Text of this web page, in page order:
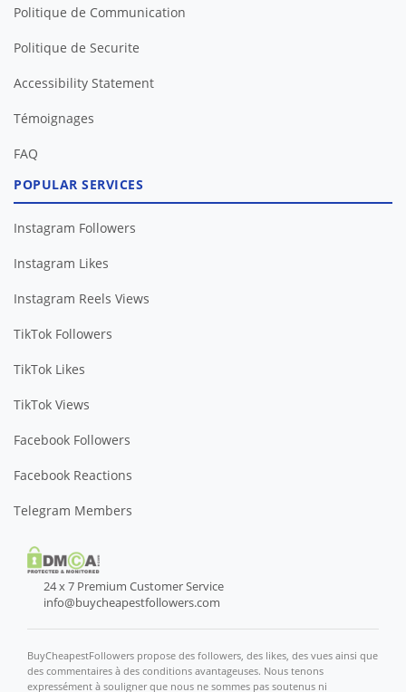
Politique de Communication
Politique de Securite
Accessibility Statement
Témoignages
FAQ
POPULAR SERVICES
Instagram Followers
Instagram Likes
Instagram Reels Views
TikTok Followers
TikTok Likes
TikTok Views
Facebook Followers
Facebook Reactions
Telegram Members
24 x 7 Premium Customer Service
info@buycheapestfollowers.com
BuyCheapestFollowers propose des followers, des likes, des vues ainsi que
des commentaires à des conditions avantageuses. Nous tenons
expressément à souligner que nous ne sommes pas soutenus ni